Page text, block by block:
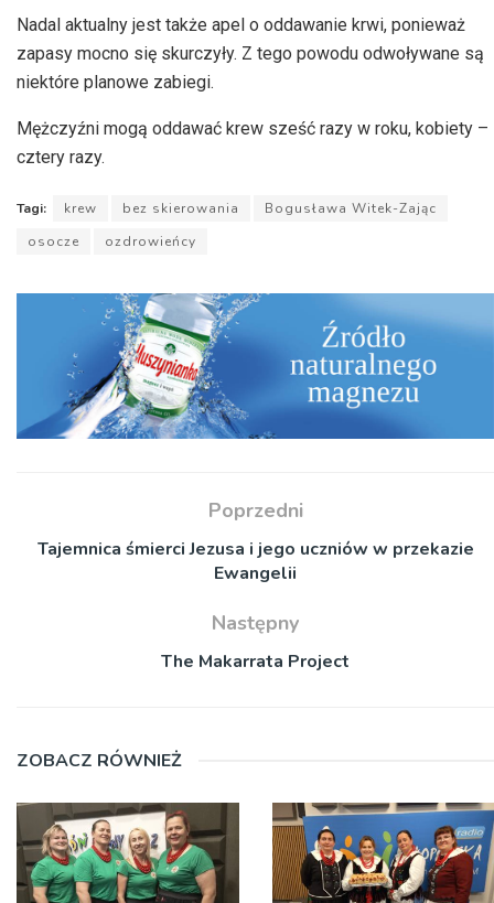
Nadal aktualny jest także apel o oddawanie krwi, ponieważ
zapasy mocno się skurczyły. Z tego powodu odwoływane są
niektóre planowe zabiegi.
Mężczyźni mogą oddawać krew sześć razy w roku, kobiety –
cztery razy.
Tagi: krew bez skierowania
Bogusława Witek-Zając
osocze
ozdrowieńcy
Poprzedni
Tajemnica śmierci Jezusa i jego uczniów w przekazie
Ewangelii
Następny
The Makarrata Project
ZOBACZ RÓWNIEŻ